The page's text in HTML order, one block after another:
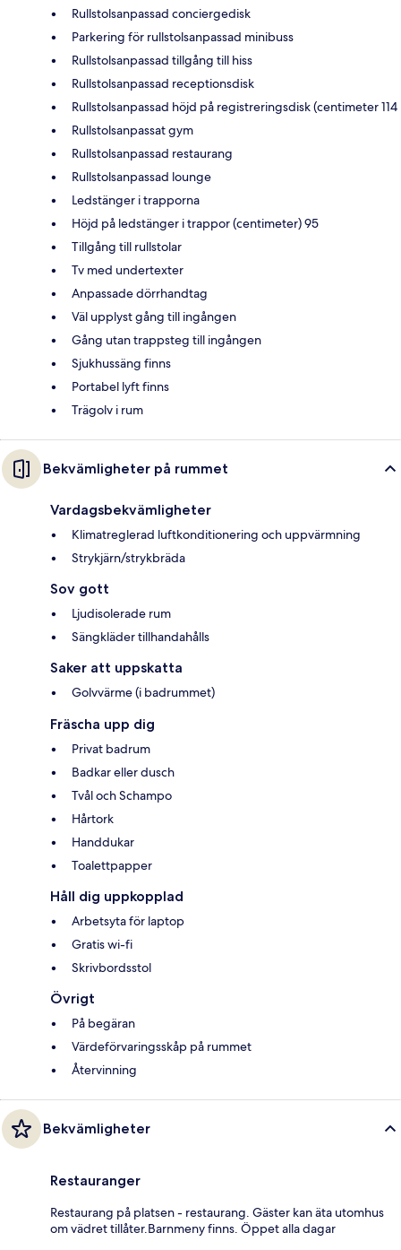
Rullstolsanpassad conciergedisk
Parkering för rullstolsanpassad minibuss
Rullstolsanpassad tillgång till hiss
Rullstolsanpassad receptionsdisk
Rullstolsanpassad höjd på registreringsdisk (centimeter 114
Rullstolsanpassat gym
Rullstolsanpassad restaurang
Rullstolsanpassad lounge
Ledstänger i trapporna
Höjd på ledstänger i trappor (centimeter) 95
Tillgång till rullstolar
Tv med undertexter
Anpassade dörrhandtag
Väl upplyst gång till ingången
Gång utan trappsteg till ingången
Sjukhussäng finns
Portabel lyft finns
Trägolv i rum
Bekvämligheter på rummet
Vardagsbekvämligheter
Klimatreglerad luftkonditionering och uppvärmning
Strykjärn/strykbräda
Sov gott
Ljudisolerade rum
Sängkläder tillhandahålls
Saker att uppskatta
Golvvärme (i badrummet)
Fräscha upp dig
Privat badrum
Badkar eller dusch
Tvål och Schampo
Hårtork
Handdukar
Toalettpapper
Håll dig uppkopplad
Arbetsyta för laptop
Gratis wi-fi
Skrivbordsstol
Övrigt
På begäran
Värdeförvaringsskåp på rummet
Återvinning
Bekvämligheter
Restauranger
Restaurang på platsen - restaurang. Gäster kan äta utomhus
om vädret tillåter.Barnmeny finns. Öppet alla dagar